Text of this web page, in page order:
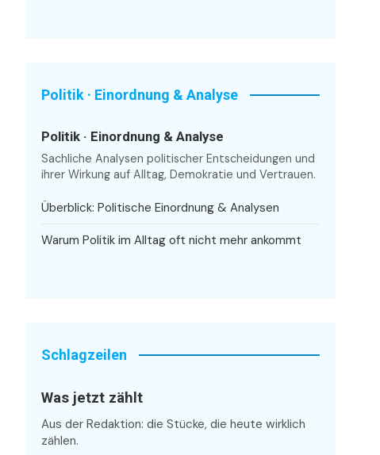
Politik · Einordnung & Analyse
Politik · Einordnung & Analyse
Sachliche Analysen politischer Entscheidungen und
ihrer Wirkung auf Alltag, Demokratie und Vertrauen.
Überblick: Politische Einordnung & Analysen
Warum Politik im Alltag oft nicht mehr ankommt
Schlagzeilen
Was jetzt zählt
Aus der Redaktion: die Stücke, die heute wirklich
zählen.